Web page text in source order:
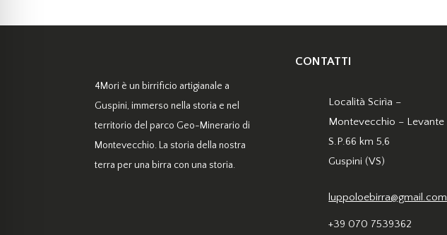
4Mori è un birrificio artigianale a
Guspini, immerso nella storia e nel
territorio del parco Geo-Minerario di
Montevecchio. La storia della nostra
terra per una birra con una storia.
CONTATTI
Località Scirìa –
Montevecchio – Levante
S.P.66 km 5,6
Guspini (VS)
luppoloebirra@gmail.com
+39 070 7539362